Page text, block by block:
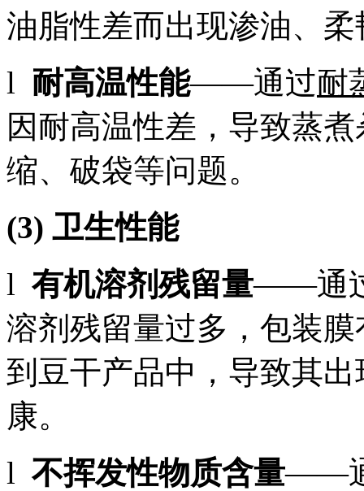
油脂性差而出现渗油、
l 耐高温性能——通过耐
因耐高温性差，导致蒸
缩、破袋等问题。
(3) 卫生性能
l 有机溶剂残留量——通
溶剂残留量过多，包装
到豆干产品中，导致其
康。
l 不挥发性物质含量——